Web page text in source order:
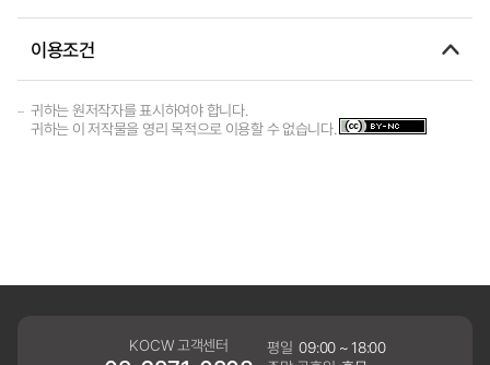
이용조건
귀하는 원저작자를 표시하여야 합니다.
귀하는 이 저작물을 영리 목적으로 이용할 수 없습니다.
KOCW 고객센터 평일 09:00 ~ 18:00